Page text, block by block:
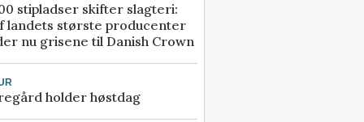
stipladser skifter slagteri:
landets største producenter
nu grisene til Danish Crown
holder høstdag